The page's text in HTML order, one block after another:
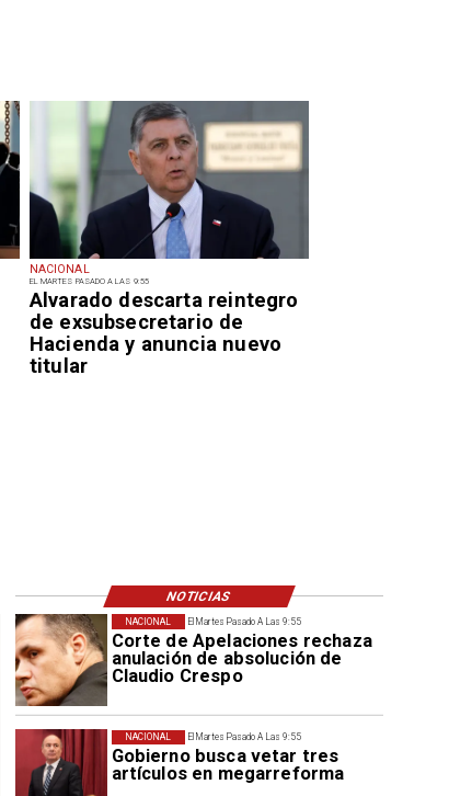
NACIONAL
EL MARTES PASADO A LAS 9:55
Alvarado descarta reintegro
de exsubsecretario de
Hacienda y anuncia nuevo
titular
El Martes Pasado A Las 9:55
Corte de Apelaciones rechaza
anulación de absolución de
Claudio Crespo
NACIONAL
El Martes Pasado A Las 9:55
Gobierno busca vetar tres
artículos en megarreforma
NACIONAL
NOTICIAS